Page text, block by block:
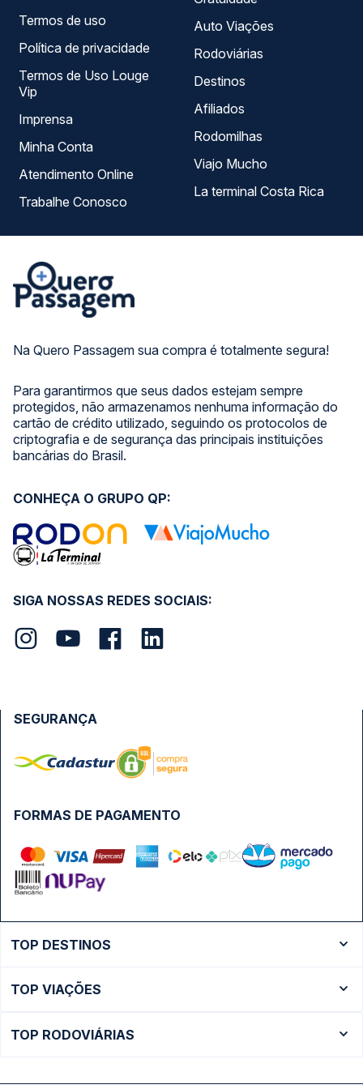
Na Quero Passagem sua compra é totalmente segura!
Para garantirmos que seus dados estejam sempre
protegidos, não armazenamos nenhuma informação do
cartão de crédito utilizado, seguindo os protocolos de
criptografia e de segurança das principais instituições
bancárias do Brasil.
Termos de uso
Política de privacidade
Termos de Uso Louge
Vip
Imprensa
Minha Conta
Atendimento Online
Trabalhe Conosco
Auto Viações
Rodoviárias
Destinos
Afiliados
Rodomilhas
Viajo Mucho
La terminal Costa Rica
SIGA NOSSAS REDES SOCIAIS:
CONHEÇA O GRUPO QP:
FORMAS DE PAGAMENTO
SEGURANÇA
TOP DESTINOS
Ônibus São Paulo
TOP VIAÇÕES
TOP RODOVIÁRIAS